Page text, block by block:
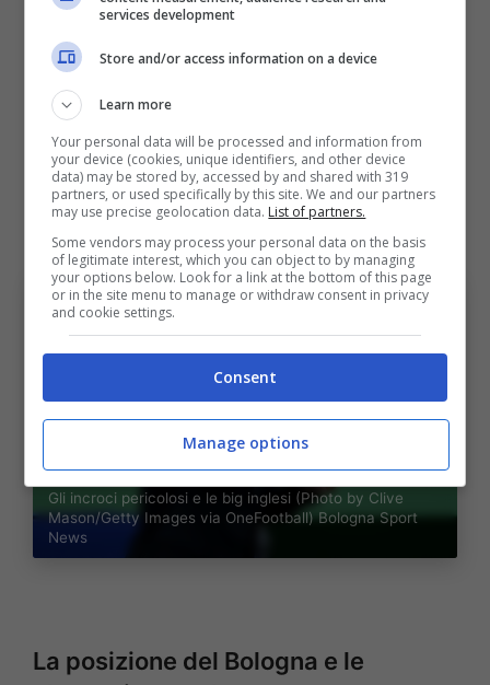
Rabiot.
Nottingham, che potrebbe farsi avanti
nel caso in cui dovesse concretizzarsi
la cessione di Dan Ndoye.
Gli incroci pericolosi e le big inglesi (Photo by Clive
Mason/Getty Images via OneFootball) Bologna Sport
News
La posizione del Bologna e le
services development
Store and/or access information on a device
Learn more
Your personal data will be processed and information from
your device (cookies, unique identifiers, and other device
data) may be stored by, accessed by and shared with 319
partners, or used specifically by this site. We and our partners
may use precise geolocation data. List of partners.
Some vendors may process your personal data on the basis
of legitimate interest, which you can object to by managing
your options below. Look for a link at the bottom of this page
or in the site menu to manage or withdraw consent in privacy
and cookie settings.
Consent
Manage options